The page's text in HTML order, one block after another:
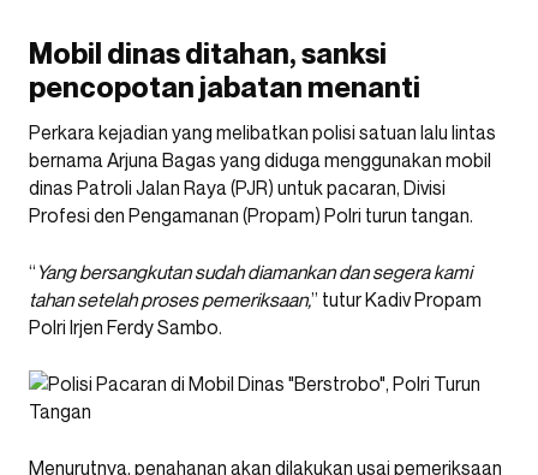
Mobil dinas ditahan, sanksi
pencopotan jabatan menanti
Perkara kejadian yang melibatkan polisi satuan lalu lintas
bernama Arjuna Bagas yang diduga menggunakan mobil
dinas Patroli Jalan Raya (PJR) untuk pacaran, Divisi
Profesi den Pengamanan (Propam) Polri turun tangan.
“ Yang bersangkutan sudah diamankan dan segera kami
tahan setelah proses pemeriksaan,” tutur Kadiv Propam
Polri Irjen Ferdy Sambo.
Menurutnya, penahanan akan dilakukan usai pemeriksaan